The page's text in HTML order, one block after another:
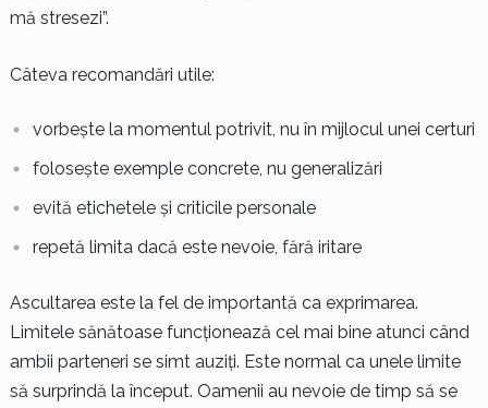
mă stresezi”.
Câteva recomandări utile:
vorbește la momentul potrivit, nu în mijlocul unei certuri
folosește exemple concrete, nu generalizări
evită etichetele și criticile personale
repetă limita dacă este nevoie, fără iritare
Ascultarea este la fel de importantă ca exprimarea.
Limitele sănătoase funcționează cel mai bine atunci când
ambii parteneri se simt auziți. Este normal ca unele limite
să surprindă la început. Oamenii au nevoie de timp să se